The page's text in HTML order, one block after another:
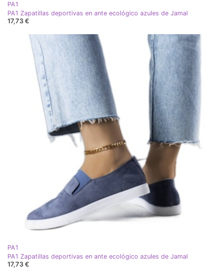
PA1
PA1 Zapatillas deportivas en ante ecológico azules de Jamal
17,73 €
PA1
PA1 Zapatillas deportivas en ante ecológico azules de Jamal
17,73 €